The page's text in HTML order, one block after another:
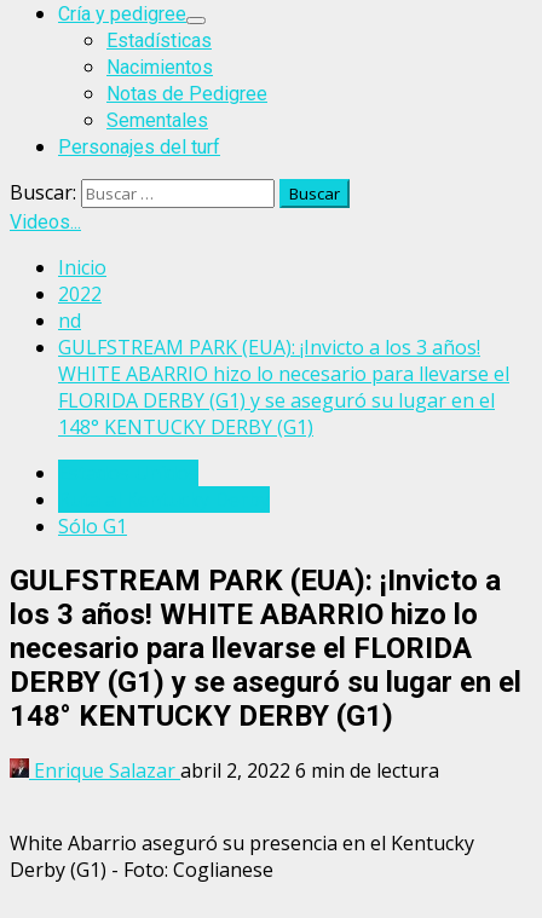
Cría y pedigree
Estadísticas
Nacimientos
Notas de Pedigree
Sementales
Personajes del turf
Buscar:
Videos...
Inicio
2022
nd
GULFSTREAM PARK (EUA): ¡Invicto a los 3 años!
WHITE ABARRIO hizo lo necesario para llevarse el
FLORIDA DERBY (G1) y se aseguró su lugar en el
148° KENTUCKY DERBY (G1)
Sólo G1
GULFSTREAM PARK (EUA): ¡Invicto a
los 3 años! WHITE ABARRIO hizo lo
necesario para llevarse el FLORIDA
DERBY (G1) y se aseguró su lugar en el
148° KENTUCKY DERBY (G1)
Enrique Salazarabril 2, 2022 6 min de lectura
White Abarrio aseguró su presencia en el Kentucky
Derby (G1) - Foto: Coglianese